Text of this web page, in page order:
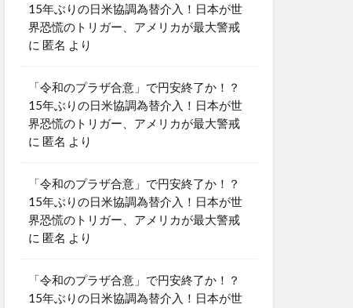
15年ぶりの日米協調為替介入！日本が世
界恐慌のトリガー、アメリカが最大警戒
に 匿名 より
「令和のプラザ合意」で円安終了か！？
15年ぶりの日米協調為替介入！日本が世
界恐慌のトリガー、アメリカが最大警戒
に 匿名 より
「令和のプラザ合意」で円安終了か！？
15年ぶりの日米協調為替介入！日本が世
界恐慌のトリガー、アメリカが最大警戒
に 匿名 より
「令和のプラザ合意」で円安終了か！？
15年ぶりの日米協調為替介入！日本が世